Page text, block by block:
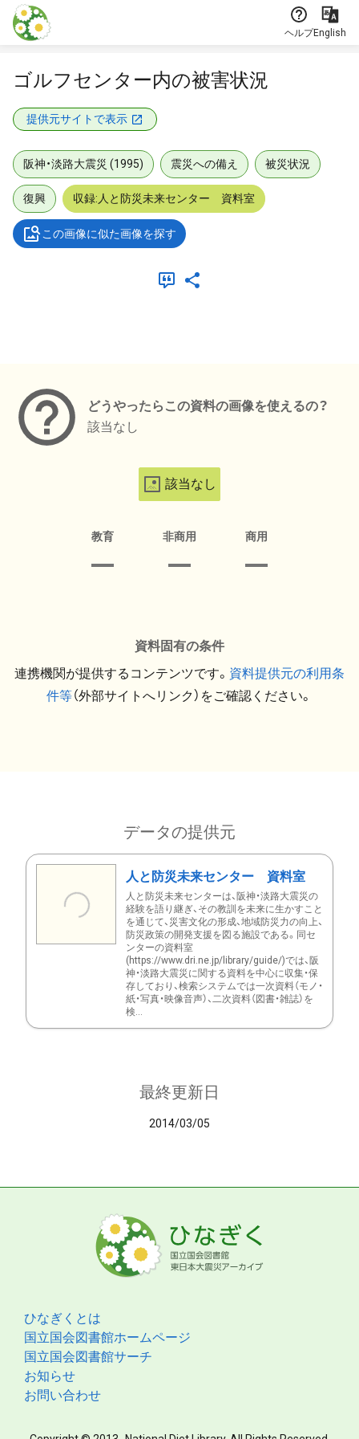
本文に飛ぶ
ヘルプEnglish
ゴルフセンター内の被害状況
提供元サイトで表示
阪神・淡路大震災 (1995) 震災への備え 被災状況
復興 収録:人と防災未来センター 資料室
この画像に似た画像を探す
どうやったらこの資料の画像を使えるの？
該当なし
該当なし
教育 非商用 商用
資料固有の条件
連携機関が提供するコンテンツです。 資料提供元の利用条
件等（外部サイトへリンク）をご確認ください。
データの提供元
人と防災未来センター 資料室
人と防災未来センターは、阪神・淡路大震災の
経験を語り継ぎ、その教訓を未来に生かすこと
を通じて、災害文化の形成、地域防災力の向上、
防災政策の開発支援を図る施設である。同セ
ンターの資料室
(https://www.dri.ne.jp/library/guide/)では、阪
神・淡路大震災に関する資料を中心に収集・保
存しており、検索システムでは一次資料（モノ・
紙・写真・映像音声）、二次資料（図書・雑誌）を
検...
最終更新日
2014/03/05
ひなぎくとは
国立国会図書館ホームページ
国立国会図書館サーチ
お知らせ
お問い合わせ